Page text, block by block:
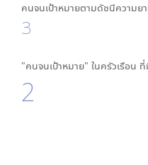
คนจนเป้าหมายตามดัชนีความย
3
"คนจนเป้าหมาย" ในครัวเรือน
2